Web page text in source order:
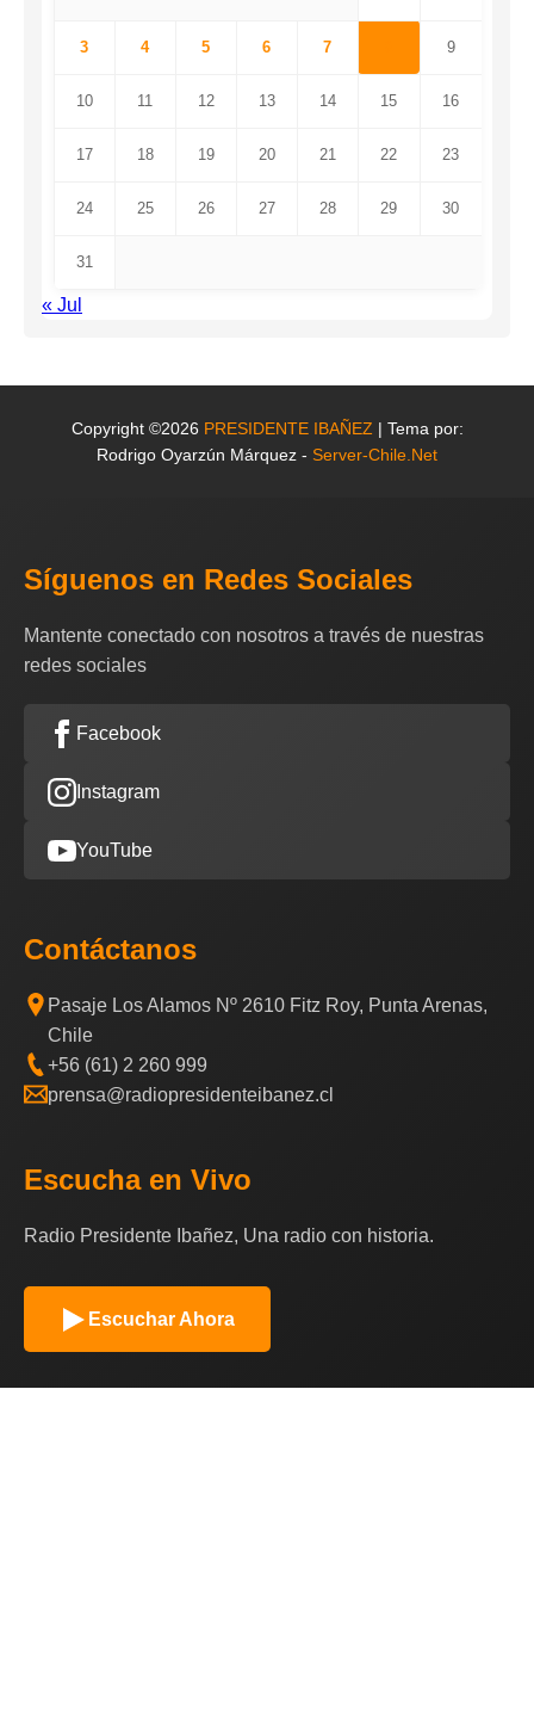
3 4 5 6 7 9
10 11 12 13 14 15 16
17 18 19 20 21 22 23
24 25 26 27 28 29 30
31
« Jul
Copyright ©2026 PRESIDENTE IBAÑEZ | Tema por:
Rodrigo Oyarzún Márquez - Server-Chile.Net
Síguenos en Redes Sociales
Mantente conectado con nosotros a través de nuestras
redes sociales
Facebook
Instagram
YouTube
Contáctanos
Pasaje Los Alamos Nº 2610 Fitz Roy, Punta Arenas,
Chile
+56 (61) 2 260 999
prensa@radiopresidenteibanez.cl
Escucha en Vivo
Radio Presidente Ibañez, Una radio con historia.
Escuchar Ahora